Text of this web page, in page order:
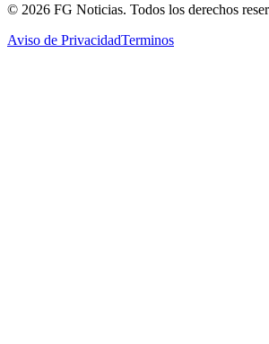
© 2026 FG Noticias. Todos los derechos
Aviso de PrivacidadTerminos